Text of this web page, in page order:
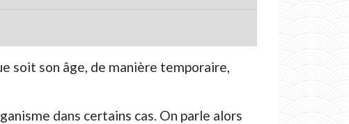
soit son âge, de manière temporaire,
dans certains cas. On parle alors